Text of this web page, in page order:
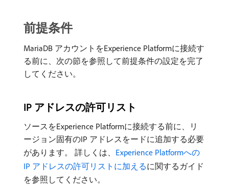
前提条件
MariaDB アカウントをExperience Platformに接続す
る前に、次の節を参照して前提条件の設定を完了
してください。
IP アドレスの許可リスト
ソースをExperience Platformに接続する前に、リ
ージョン固有のIP アドレスをードに追加する必要
があります。 詳しくは、 Experience Platformへの
IP アドレスの許可リストに加えるに関するガイド
を参照してください。